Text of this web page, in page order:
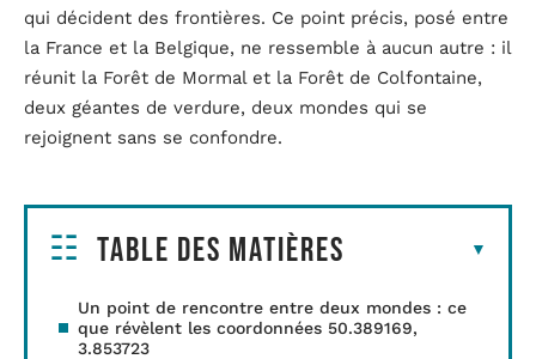
qui décident des frontières. Ce point précis, posé entre
la France et la Belgique, ne ressemble à aucun autre : il
réunit la Forêt de Mormal et la Forêt de Colfontaine,
deux géantes de verdure, deux mondes qui se
rejoignent sans se confondre.
Table des matières
Un point de rencontre entre deux mondes : ce
que révèlent les coordonnées 50.389169,
3.853723